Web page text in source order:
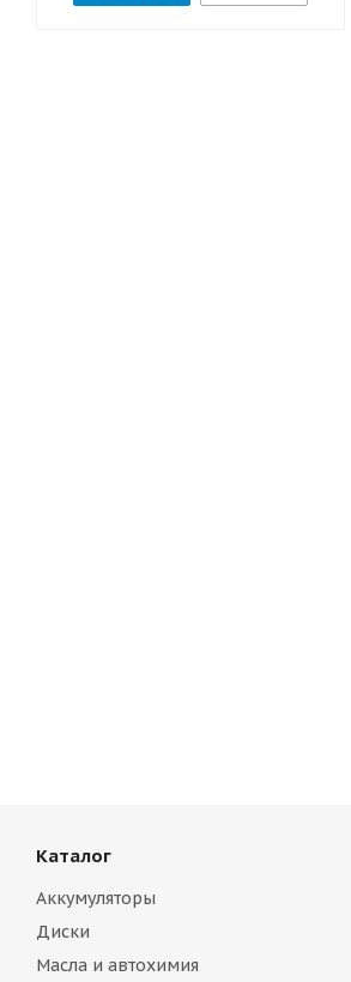
Каталог
Аккумуляторы
Диски
Масла и автохимия